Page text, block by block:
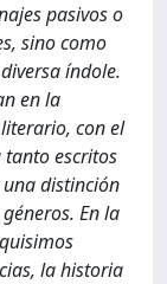
pasivos o
sino como
índole.
en la
con el
escritos
distinción
En la
la historia